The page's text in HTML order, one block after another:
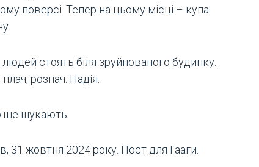
поверсі. Тепер на цьому місці – купа
людей стоять біля зруйнованого будинку.
розпач. Надія.
шукають.
31 жовтня 2024 року. Пост для Гааги.